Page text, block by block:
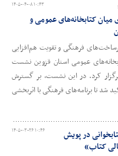
۱۴۰۵-۰۴-۰۸ ۱۰:۴۳
کتابخانه‌های عمومی و
فرهنگی و تقویت هم‌افزایی
عمومی استان قزوین نشست
کرد. در این نشست، بر گسترش
شد تا برنامه‌های فرهنگی با اثربخشی
۱۴۰۵-۰۳-۲۶ ۱۰:۴۶
در پویش
کتاب»